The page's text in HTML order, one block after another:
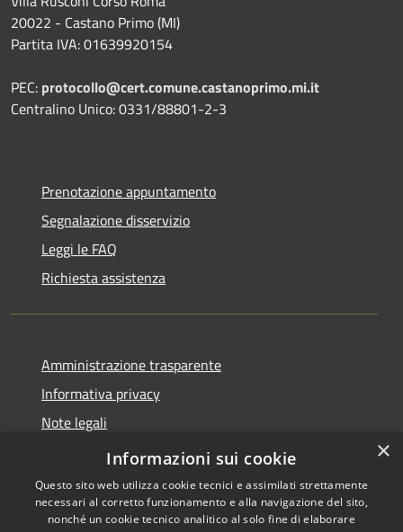
20022 - Castano Primo (MI)
Partita IVA: 01639920154
PEC: protocollo@cert.comune.castanoprimo.mi.it
Centralino Unico: 0331/88801-2-3
Prenotazione appuntamento
Segnalazione disservizio
Leggi le FAQ
Richiesta assistenza
Amministrazione trasparente
Informativa privacy
Note legali
Dichiarazione di accessibilità
×
Informazioni sui cookie
Questo sito web utilizza cookie tecnici e assimilati strettamente
necessari al corretto funzionamento e alla navigazione del sito,
nonché un cookie tecnico analitico al solo fine di elaborare